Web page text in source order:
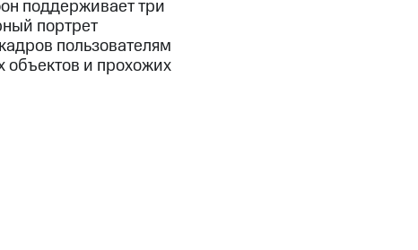
поддерживает три
портрет
пользователям
объектов и прохожих